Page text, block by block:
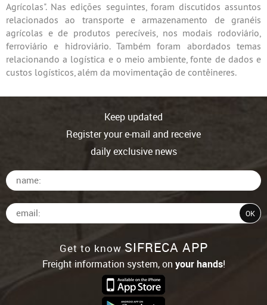
Agrícolas". Nas edições seguintes, foram discutidos assuntos
relacionados ao transporte e armazenamento de granéis
agrícolas e de produtos perecíveis, nos modais rodoviário,
ferroviário e hidroviário. Também foram abordados temas
relacionando a logística e o meio ambiente, fonte de dados e
custos logísticos, além da movimentação de contêineres.
Keep updated
Register your e-mail and receive
daily exclusive news
Get to know SIFRECA APP
Freight information system, on your hands!